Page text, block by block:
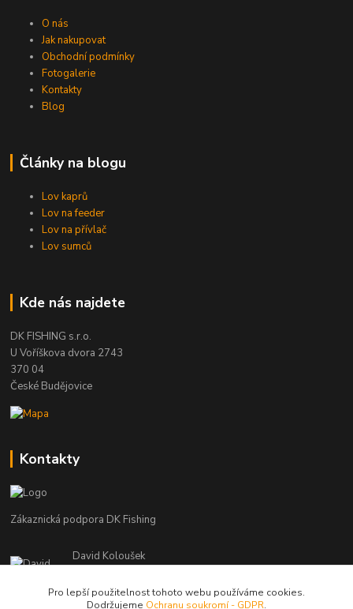
O nás
Jak nakupovat
Obchodní podmínky
Fotogalerie
Kontakty
Blog
Články na blogu
Lov kaprů
Lov na feeder
Lov na přívlač
Lov sumců
Kde nás najdete
DK FISHING s.r.o.
U Voříškova dvora 2743
370 04
České Budějovice
Kontakty
Zákaznická podpora DK Fishing
David Koloušek
(Po-Pá, 7-18 hod.)
Pro lepší použitelnost tohoto webu používáme cookies.
Dodržujeme Ochranu soukromí - GDPR.